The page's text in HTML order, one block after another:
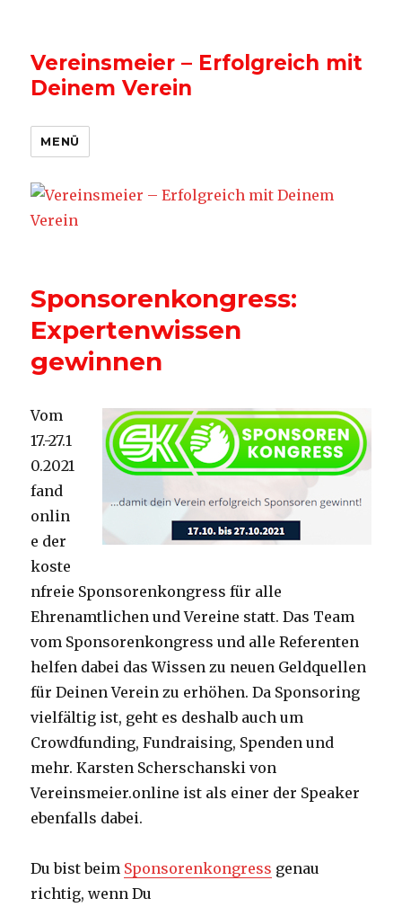
Vereinsmeier – Erfolgreich mit
Deinem Verein
MENÜ
Sponsorenkongress:
Expertenwissen
gewinnen
Vom
17.-27.1
0.2021
fand
onlin
e der
koste
nfreie Sponsorenkongress für alle
Ehrenamtlichen und Vereine statt. Das Team
vom Sponsorenkongress und alle Referenten
helfen dabei das Wissen zu neuen Geldquellen
für Deinen Verein zu erhöhen. Da Sponsoring
vielfältig ist, geht es deshalb auch um
Crowdfunding, Fundraising, Spenden und
mehr. Karsten Scherschanski von
Vereinsmeier.online ist als einer der Speaker
ebenfalls dabei.
Du bist beim Sponsorenkongress genau
richtig, wenn Du